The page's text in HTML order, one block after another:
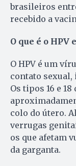
brasileiros
recebido a
O que é o HPV
O HPV é um
contato
Os tipos 16 e
colo do útero.
verrugas
os que afetam
da garganta.